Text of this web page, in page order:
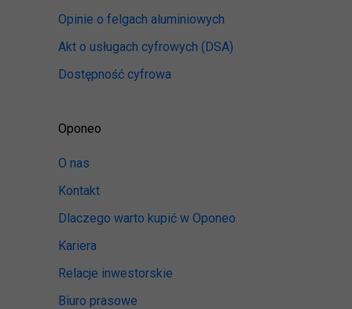
Opinie o felgach aluminiowych
Akt o usługach cyfrowych (DSA)
Dostępność cyfrowa
Oponeo
O nas
Kontakt
Dlaczego warto kupić w Oponeo
Kariera
Relacje inwestorskie
Biuro prasowe